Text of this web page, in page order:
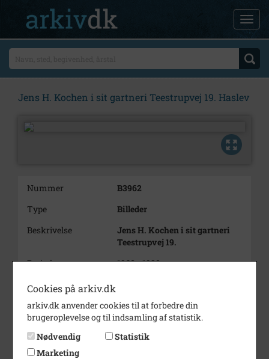
Jens H. Kochen i sit gartneri Teestrupvej 19. Haslev
Nummer
B3962
Type
Billeder
Beskrivelse
Jens H. Kochen i sit gartneri
Teestrupvej 19.
Periode
1960 - 1980
Dateringsnote
Fotograf
Ukendt
Størrelse
Materiale
Cookies på arkiv.dk
arkiv.dk anvender cookies til at forbedre din
brugeroplevelse og til indsamling af statistik.
Nødvendig
Statistik
Marketing